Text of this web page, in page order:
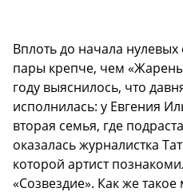
Вплоть до начала
пары крепче, чем
году выяснилось, что
исполнилась: у Евгения
вторая семья, где
оказалась журналистка
которой артист
«Созвездие». Как же